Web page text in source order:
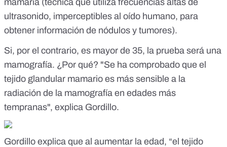
ultrasonido, imperceptibles al oído humano, para
obtener información de nódulos y tumores).
Si, por el contrario, es mayor de 35, la prueba será una
mamografía. ¿Por qué? "Se ha comprobado que el
tejido glandular mamario es más sensible a la
radiación de la mamografía en edades más
tempranas", explica Gordillo.
Gordillo explica que al aumentar la edad, “el tejido